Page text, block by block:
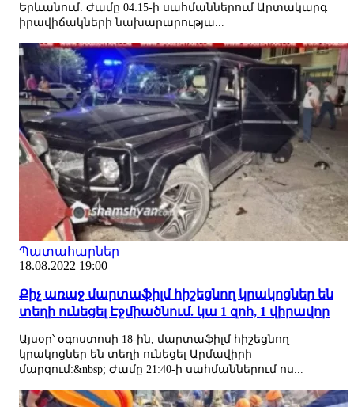
Երևանում: Ժամը 04:15-ի սահմաններում Արտակարգ
իրավիճակների նախարարությա...
Պատահարներ
18.08.2022 19:00
Քիչ առաջ մարտաֆիլմ հիշեցնող կրակոցներ են
տեղի ունեցել Էջմիածնում. կա 1 զոհ, 1 վիրավոր
Այսօր՝ օգոստոսի 18-ին, մարտաֆիլմ հիշեցնող
կրակոցներ են տեղի ունեցել Արմավիրի
մարզում:&nbsp; Ժամը 21:40-ի սահմաններում ոս...